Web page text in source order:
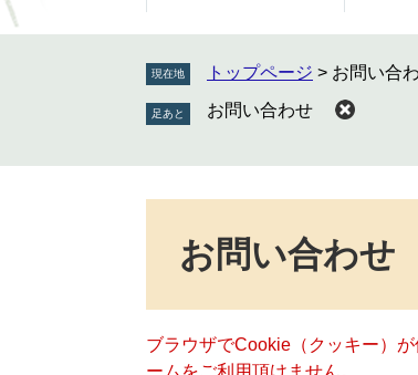
す
し
現在地 トップページ > お問い合
お問い合わせ
お問い合わせ
ブラウザでCookie（クッキー）
ームをご利用頂けません。